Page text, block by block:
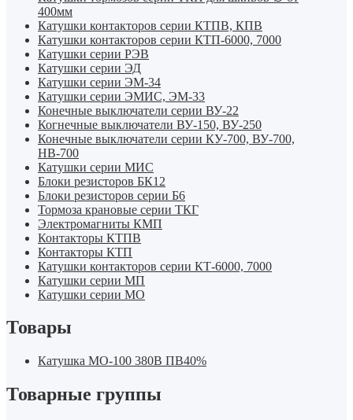
400мм
Катушки контакторов серии КТПВ, КПВ
Катушки контакторов серии КТП-6000, 7000
Катушки серии РЭВ
Катушки серии ЭД
Катушки серии ЭМ-34
Катушки серии ЭМИС, ЭМ-33
Конечные выключатели серии ВУ-22
Когнечные выключатели ВУ-150, ВУ-250
Конечные выключатели серии КУ-700, ВУ-700,
НВ-700
Катушки серии МИС
Блоки резисторов БК12
Блоки резисторов серии Б6
Тормоза крановые серии ТКГ
Электромагниты КМП
Контакторы КТПВ
Контакторы КТП
Катушки контакторов серии КТ-6000, 7000
Катушки серии МП
Катушки серии МО
Товары
Катушка МО-100 380В ПВ40%
Товарные группы